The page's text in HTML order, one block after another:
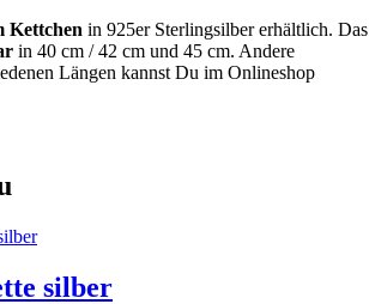
Kettchen in 925er Sterlingsilber erhältlich. Das
in 40 cm / 42 cm und 45 cm. Andere
Längen kannst Du im Onlineshop
silber